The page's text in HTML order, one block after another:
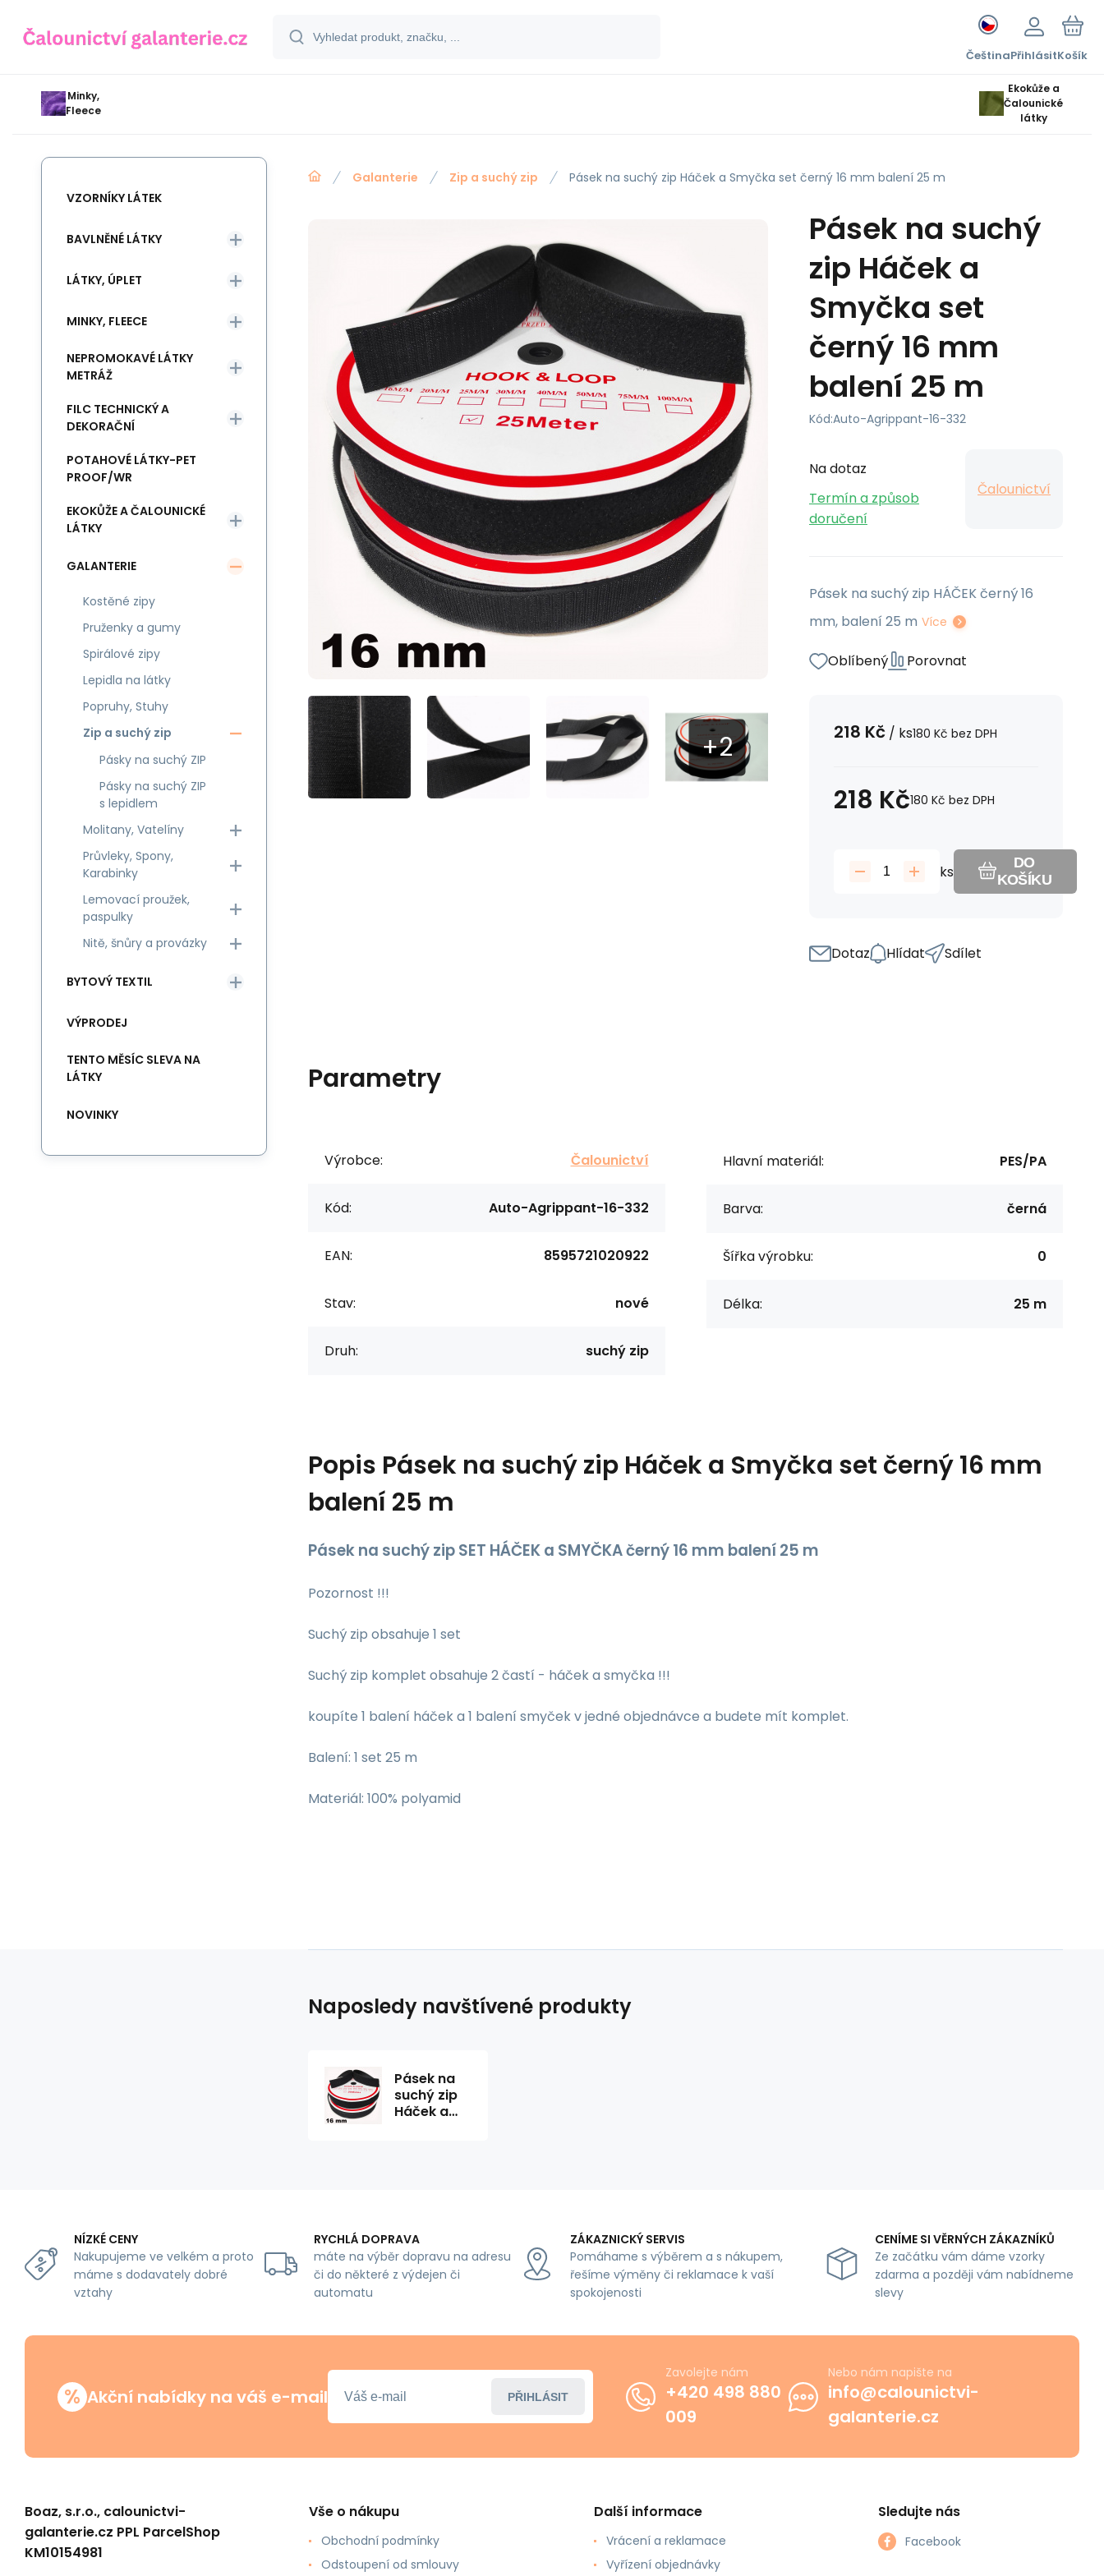
ČeštinaPřihlásitKošík
Minky,
Fleece
Ekokůže a
Čalounické
látky
Galanterie Zip a suchý zip Pásek na suchý zip Háček a Smyčka set černý 16 mm balení 25 m
Pásek na suchý
zip Háček a
Smyčka set
černý 16 mm
balení 25 m
Kód:Auto-Agrippant-16-332
Na dotaz
Termín a způsob
doručení
Čalounictví
Pásek na suchý zip HÁČEK černý 16
mm, balení 25 m Více
Oblíbený Porovnat
218 Kč / ks180 Kč bez DPH
218 Kč180 Kč bez DPH
ks
DO
KOŠÍKU
Dotaz Hlídat Sdílet
Parametry
Výrobce: Čalounictví
Kód: Auto-Agrippant-16-332
EAN: 8595721020922
Stav: nové
Druh: suchý zip
Hlavní materiál: PES/PA
Barva: černá
Šířka výrobku: 0
Délka: 25 m
Popis Pásek na suchý zip Háček a Smyčka set černý 16 mm
balení 25 m
Pásek na suchý zip SET HÁČEK a SMYČKA černý 16 mm balení 25 m
Pozornost !!!
Suchý zip obsahuje 1 set
Suchý zip komplet obsahuje 2 častí - háček a smyčka !!!
koupíte 1 balení háček a 1 balení smyček v jedné objednávce a budete mít komplet.
Balení: 1 set 25 m
Materiál: 100% polyamid
VZORNÍKY LÁTEK
BAVLNĚNÉ LÁTKY
LÁTKY, ÚPLET
MINKY, FLEECE
NEPROMOKAVÉ LÁTKY
METRÁŽ
FILC TECHNICKÝ A
DEKORAČNÍ
POTAHOVÉ LÁTKY-PET
PROOF/WR
EKOKŮŽE A ČALOUNICKÉ
LÁTKY
GALANTERIE
Kostěné zipy
Pruženky a gumy
Spirálové zipy
Lepidla na látky
Popruhy, Stuhy
Zip a suchý zip
Pásky na suchý ZIP
Pásky na suchý ZIP
s lepidlem
Molitany, Vatelíny
Průvleky, Spony,
Karabinky
Lemovací proužek,
paspulky
Nitě, šnůry a provázky
BYTOVÝ TEXTIL
VÝPRODEJ
TENTO MĚSÍC SLEVA NA
LÁTKY
NOVINKY
Naposledy navštívené produkty
Pásek na
suchý zip
Háček a
NÍZKÉ CENY
Nakupujeme ve velkém a proto
máme s dodavately dobré
vztahy
RYCHLÁ DOPRAVA
máte na výběr dopravu na adresu
či do některé z výdejen či
automatu
ZÁKAZNICKÝ SERVIS
Pomáhame s výběrem a s nákupem,
řešíme výměny či reklamace k vaší
spokojenosti
CENÍME SI VĚRNÝCH ZÁKAZNÍKŮ
Ze začátku vám dáme vzorky
zdarma a později vám nabídneme
slevy
% Akční nabídky na váš e-mail PŘIHLÁSIT
Zavolejte nám
+420 498 880
009
Nebo nám napište na
info@calounictvi-
galanterie.cz
Boaz, s.r.o., calounictvi-
galanterie.cz PPL ParcelShop
KM10154981
Vše o nákupu
Obchodní podmínky
Odstoupení od smlouvy
Další informace
Vrácení a reklamace
Vyřízení objednávky
Sledujte nás
Facebook